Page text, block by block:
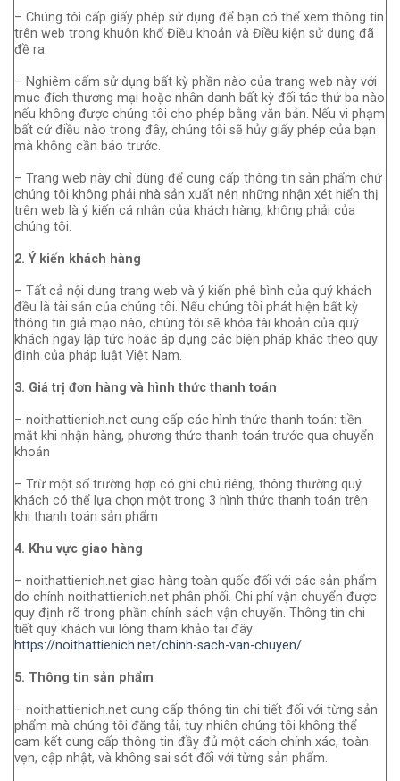
– Chúng tôi cấp giấy phép sử dụng để bạn có thể xem thông tin
trên web trong khuôn khổ Điều khoản và Điều kiện sử dụng đã
đề ra.
– Nghiêm cấm sử dụng bất kỳ phần nào của trang web này với
mục đích thương mại hoặc nhân danh bất kỳ đối tác thứ ba nào
nếu không được chúng tôi cho phép bằng văn bản. Nếu vi phạm
bất cứ điều nào trong đây, chúng tôi sẽ hủy giấy phép của bạn
mà không cần báo trước.
– Trang web này chỉ dùng để cung cấp thông tin sản phẩm chứ
chúng tôi không phải nhà sản xuất nên những nhận xét hiển thị
trên web là ý kiến cá nhân của khách hàng, không phải của
chúng tôi.
2. Ý kiến khách hàng
– Tất cả nội dung trang web và ý kiến phê bình của quý khách
đều là tài sản của chúng tôi. Nếu chúng tôi phát hiện bất kỳ
thông tin giả mạo nào, chúng tôi sẽ khóa tài khoản của quý
khách ngay lập tức hoặc áp dụng các biện pháp khác theo quy
định của pháp luật Việt Nam.
3. Giá trị đơn hàng và hình thức thanh toán
– noithattienich.net cung cấp các hình thức thanh toán: tiền
mặt khi nhận hàng, phương thức thanh toán trước qua chuyển
khoản
– Trừ một số trường hợp có ghi chú riêng, thông thường quý
khách có thể lựa chọn một trong 3 hình thức thanh toán trên
khi thanh toán sản phẩm
4. Khu vực giao hàng
– noithattienich.net giao hàng toàn quốc đối với các sản phẩm
do chính noithattienich.net phân phối. Chi phí vận chuyển được
quy định rõ trong phần chính sách vận chuyển. Thông tin chi
tiết quý khách vui lòng tham khảo tại đây:
https://noithattienich.net/chinh-sach-van-chuyen/
5. Thông tin sản phẩm
– noithattienich.net cung cấp thông tin chi tiết đối với từng sản
phẩm mà chúng tôi đăng tải, tuy nhiên chúng tôi không thể
cam kết cung cấp thông tin đầy đủ một cách chính xác, toàn
vẹn, cập nhật, và không sai sót đối với từng sản phẩm.